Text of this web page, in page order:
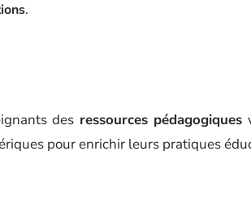
.
des ressources pédagogiques
pour enrichir leurs pratiques